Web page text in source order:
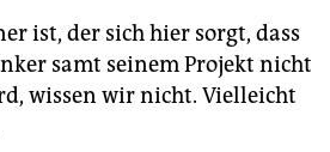
ist, der sich hier sorgt, dass
samt seinem Projekt nicht
wissen wir nicht. Vielleicht